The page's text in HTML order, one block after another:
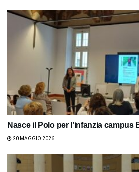
Nasce il Polo per l’infanzia campus
20 MAGGIO 2026